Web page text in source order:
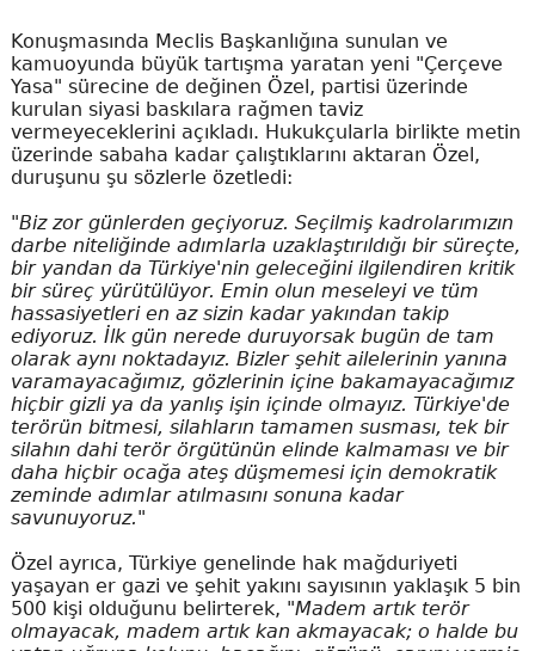
Konuşmasında Meclis Başkanlığına sunulan ve
kamuoyunda büyük tartışma yaratan yeni "Çerçeve
Yasa" sürecine de değinen Özel, partisi üzerinde
kurulan siyasi baskılara rağmen taviz
vermeyeceklerini açıkladı. Hukukçularla birlikte metin
üzerinde sabaha kadar çalıştıklarını aktaran Özel,
duruşunu şu sözlerle özetledi:
"Biz zor günlerden geçiyoruz. Seçilmiş kadrolarımızın
darbe niteliğinde adımlarla uzaklaştırıldığı bir süreçte,
bir yandan da Türkiye'nin geleceğini ilgilendiren kritik
bir süreç yürütülüyor. Emin olun meseleyi ve tüm
hassasiyetleri en az sizin kadar yakından takip
ediyoruz. İlk gün nerede duruyorsak bugün de tam
olarak aynı noktadayız. Bizler şehit ailelerinin yanına
varamayacağımız, gözlerinin içine bakamayacağımız
hiçbir gizli ya da yanlış işin içinde olmayız. Türkiye'de
terörün bitmesi, silahların tamamen susması, tek bir
silahın dahi terör örgütünün elinde kalmaması ve bir
daha hiçbir ocağa ateş düşmemesi için demokratik
zeminde adımlar atılmasını sonuna kadar
savunuyoruz."
Özel ayrıca, Türkiye genelinde hak mağduriyeti
yaşayan er gazi ve şehit yakını sayısının yaklaşık 5 bin
500 kişi olduğunu belirterek, "Madem artık terör
olmayacak, madem artık kan akmayacak; o halde bu